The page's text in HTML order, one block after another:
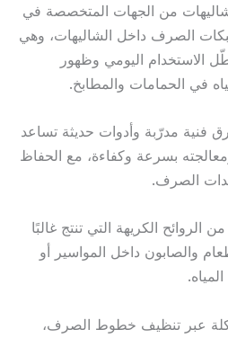
من الجهات المتخصصة في
الصرف داخل الشاليهات، وهي
اليومي وظهور
في الحمامات والمطابخ.
فنية مدرّبة وأدوات حديثة تساعد
بسرعة وكفاءة، مع الحفاظ
الصرف.
الروائح الكريهة التي تنتج غالبًا
والصابون داخل المواسير أو
عبر تنظيف خطوط الصرف،